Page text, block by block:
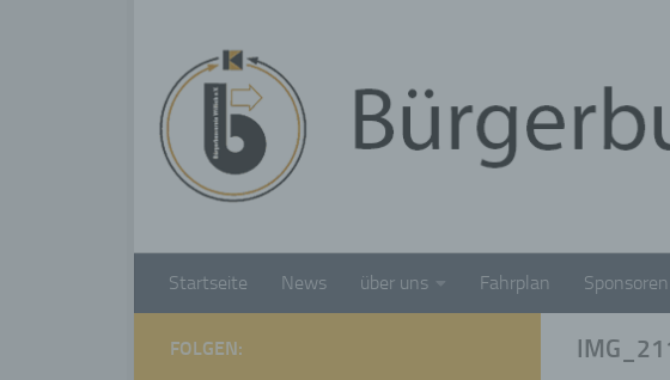
Startseite News über uns Fahrplan Sponsoren
FOLGEN: